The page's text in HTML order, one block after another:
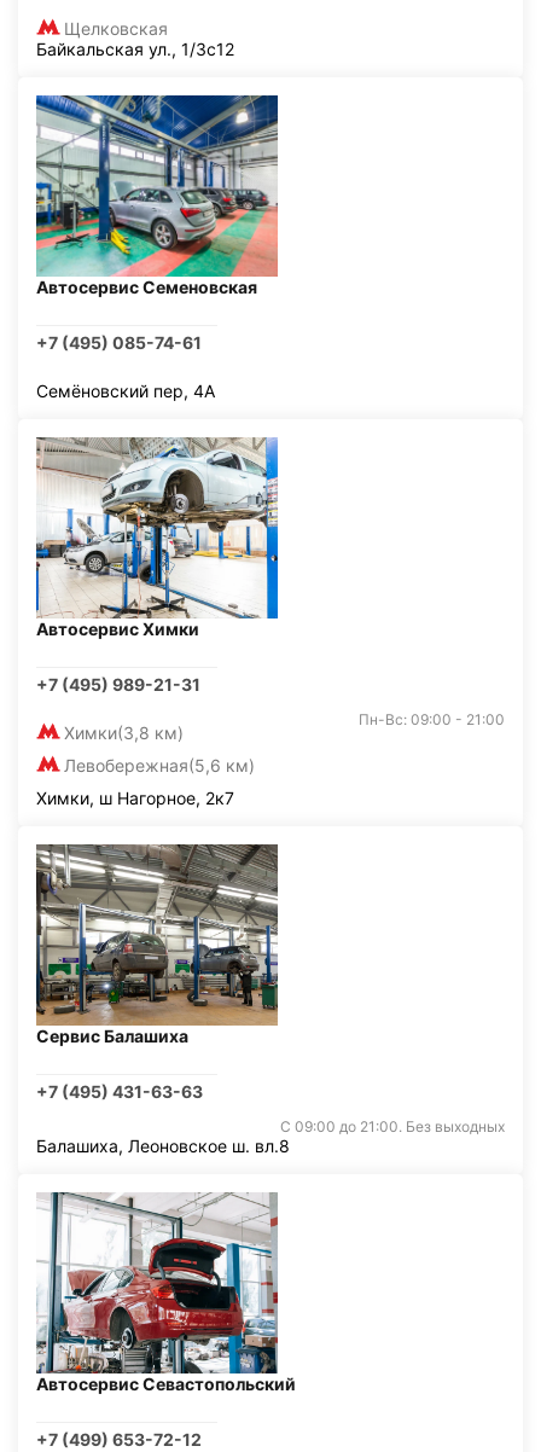
Щелковская
Байкальская ул., 1/3с12
Автосервис Семеновская
+7 (495) 085-74-61
Семёновский пер, 4А
Автосервис Химки
+7 (495) 989-21-31
Химки(3,8 км)
Левобережная(5,6 км)
Пн-Вс: 09:00 - 21:00
Химки, ш Нагорное, 2к7
Сервис Балашиха
+7 (495) 431-63-63
С 09:00 до 21:00. Без выходных
Балашиха, Леоновское ш. вл.8
Автосервис Севастопольский
+7 (499) 653-72-12